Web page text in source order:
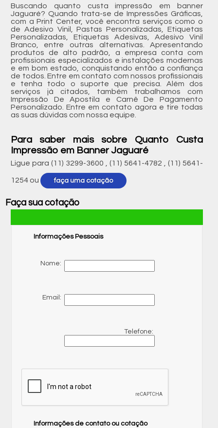
Buscando quanto custa impressão em banner
Jaguaré? Quando trata-se de Impressões Gráficas,
com a Print Center, você encontra serviços como o
de Adesivo Vinil, Pastas Personalizadas, Etiquetas
Personalizadas, Etiquetas Adesivas, Adesivo Vinil
Branco, entre outras alternativas. Apresentando
produtos de alto padrão, a empresa conta com
profissionais especializados e instalações modernas
e em bom estado, conquistando então a confiança
de todos. Entre em contato com nossos profissionais
e tenha todo o suporte que precisa. Além dos
serviços já citados, também trabalhamos com
Impressão De Apostila e Carnê De Pagamento
Personalizado. Entre em contato agora e tire todas
as suas dúvidas com nossa equipe.
Para saber mais sobre Quanto Custa
Impressão em Banner Jaguaré
Ligue para (11) 3299-3600 ,(11) 5641-4782 ,(11) 5641-
1254 ou faça uma cotação
Faça sua cotação
Informações Pessoais
Nome:
Email:
Telefone:
Informações de contato ou cotação